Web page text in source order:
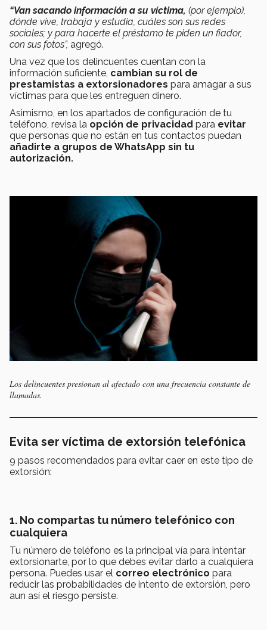
“Van sacando información a su víctima, (por ejemplo),
dónde vive, trabaja y estudia, cuáles son sus redes
sociales; y para hacerte el préstamo te piden un fiador,
con sus fotos”, agregó.
Una vez que los delincuentes cuentan con la
información suficiente, cambian su rol de
prestamistas a extorsionadores para amagar a sus
víctimas para que les entreguen dinero.
Asimismo, en los apartados de configuración de tu
teléfono, revisa la opción de privacidad para evitar
que personas que no están en tus contactos puedan
añadirte a grupos de WhatsApp sin tu
autorización.
Los delincuentes presionan al afectado con una frecuencia constante de
llamadas.
Evita ser víctima de extorsión telefónica
9 pasos recomendados para evitar caer en este tipo de
extorsión:
1. No compartas tu número telefónico con
cualquiera
Tu número de teléfono es la principal vía para intentar
extorsionarte, por lo que debes evitar darlo a cualquiera
persona. Puedes usar el correo electrónico para
reducir las probabilidades de intento de extorsión, pero
aun así el riesgo persiste.